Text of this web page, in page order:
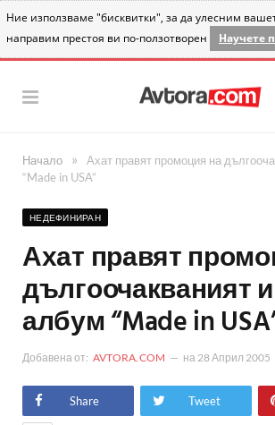
Ние използваме "бисквитки", за да улесним
направим престоя ви по-ползотворен
Научете
Начало »
Ахат правят промоция на
“Made in USA”
НЕДЕФИНИРАН
Ахат правят
дългоочакваният
албум “Made in
Добавена от: AVTORA.COM на 28 Април 2005
Share Tweet